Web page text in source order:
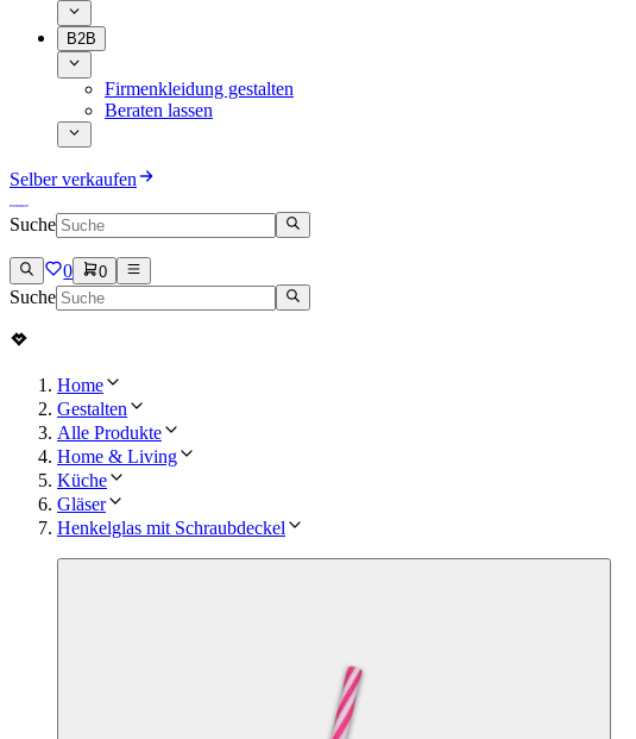
B2B
Firmenkleidung gestalten
Beraten lassen
Selber verkaufen
Suche
0 0
Suche
Home
Gestalten
Alle Produkte
Home & Living
Küche
Gläser
Henkelglas mit Schraubdeckel